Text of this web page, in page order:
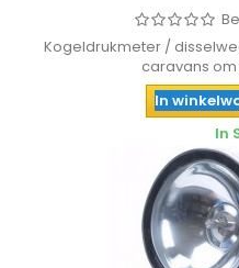
Kogeldrukmeter /
caravans
In
In